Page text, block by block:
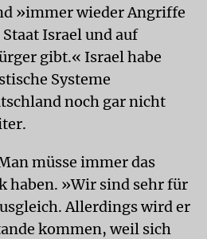
»immer wieder Angriffe
Israel und auf
gibt.« Israel habe
Systeme
noch gar nicht
müsse immer das
haben. »Wir sind sehr für
Allerdings wird er
kommen, weil sich